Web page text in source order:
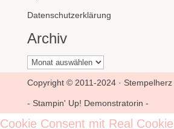
Datenschutzerklärung
Archiv
Archiv
Copyright © 2011-2024 ·
- Stampin' Up! Demonstratorin -
Cookie Consent mit Real